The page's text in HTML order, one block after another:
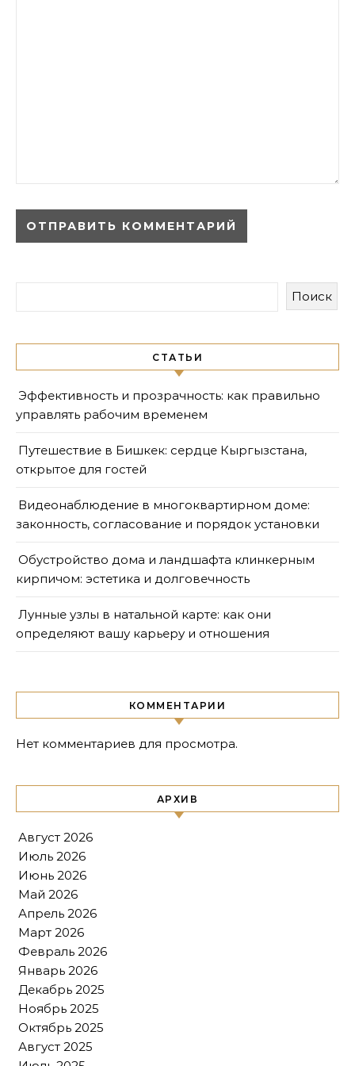
Поиск
СТАТЬИ
Эффективность и прозрачность: как правильно
управлять рабочим временем
Путешествие в Бишкек: сердце Кыргызстана,
открытое для гостей
Видеонаблюдение в многоквартирном доме:
законность, согласование и порядок установки
Обустройство дома и ландшафта клинкерным
кирпичом: эстетика и долговечность
Лунные узлы в натальной карте: как они
определяют вашу карьеру и отношения
КОММЕНТАРИИ
Нет комментариев для просмотра.
АРХИВ
Август 2026
Июль 2026
Июнь 2026
Май 2026
Апрель 2026
Март 2026
Февраль 2026
Январь 2026
Декабрь 2025
Ноябрь 2025
Октябрь 2025
Август 2025